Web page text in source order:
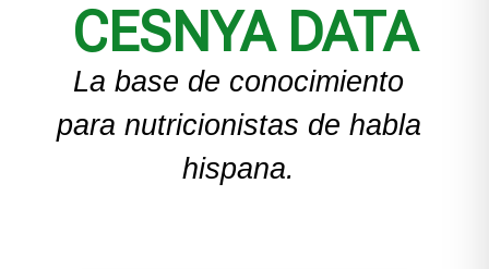
CESNYA DATA
La base de conocimiento
para nutricionistas de habla
hispana.